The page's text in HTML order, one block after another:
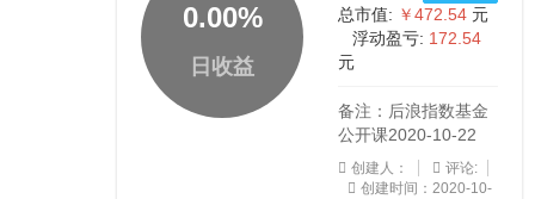
0.00%
日收益
总市值: ￥472.54 元
浮动盈亏: 172.54
元
备注：后浪指数基金
公开课2020-10-22
创建人：
评论:
创建时间：2020-10-